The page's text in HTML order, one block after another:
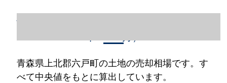
青森県上北郡六戸町の土地売却情報（2023
青森県上北郡六戸町の土地の売却相場です。す
べて中央値をもとに算出しています。